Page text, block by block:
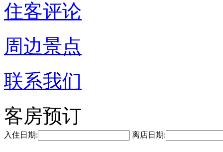
住客评论
周边景点
联系我们
客房预订
入住日期: 离店日期: